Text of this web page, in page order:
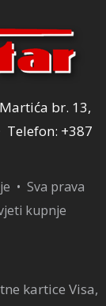
br. 13,
Telefon: +387
• Sva prava
kupnje
kartice Visa,